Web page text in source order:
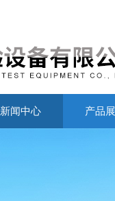
新闻中心 产品